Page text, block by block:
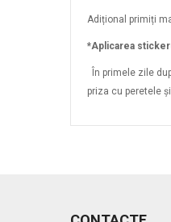
Adițional primiți
*Aplicarea
În primele zile
priza cu peretele